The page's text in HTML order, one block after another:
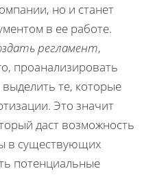
но и станет
в ее работе.
регламент,
проанализировать
те, которые
Это значит
даст возможность
в существующих
потенциальные